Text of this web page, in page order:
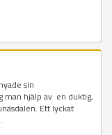
sin
man hjälp av en duktig,
Ett lyckat